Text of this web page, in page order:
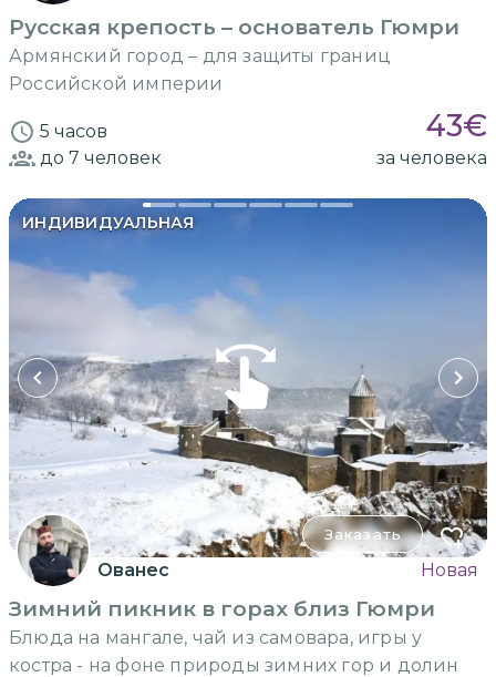
Русская крепость – основатель Гюмри
Армянский город – для защиты границ
Российской империи
5 часов 43€
до 7 человек за человека
ИНДИВИДУАЛЬНАЯ
Заказать
Ованес Новая
Зимний пикник в горах близ Гюмри
Блюда на мангале, чай из самовара, игры у
костра - на фоне природы зимних гор и долин